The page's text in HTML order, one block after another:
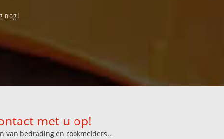
nog!
met u op!
van bedrading en rookmelders...